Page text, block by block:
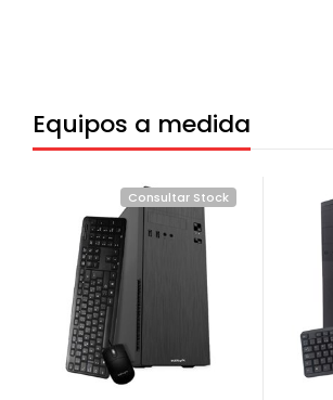
Equipos a medida
Consultar Stock